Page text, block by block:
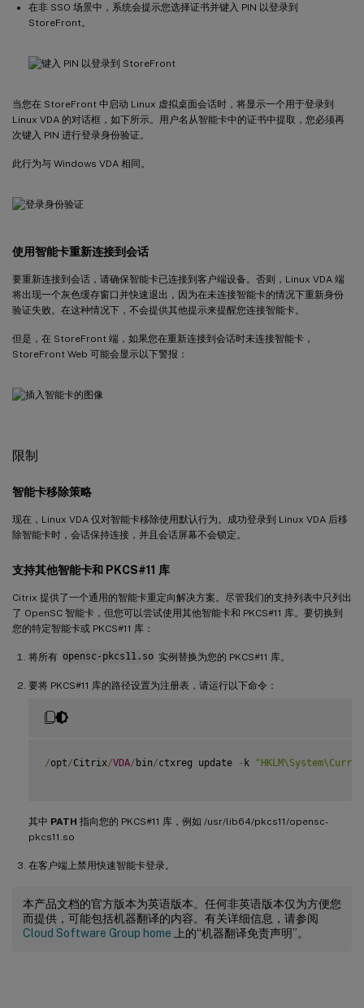
在非 SSO 场景中，系统会提示您选择证书并键入 PIN 以登录到
StoreFront。
当您在 StoreFront 中启动 Linux 虚拟桌面会话时，将显示一个用于登录到
Linux VDA 的对话框，如下所示。用户名从智能卡中的证书中提取，您必须再
次键入 PIN 进行登录身份验证。
此行为与 Windows VDA 相同。
使用智能卡重新连接到会话
要重新连接到会话，请确保智能卡已连接到客户端设备。否则，Linux VDA 端
将出现一个灰色缓存窗口并快速退出，因为在未连接智能卡的情况下重新身份
验证失败。在这种情况下，不会提供其他提示来提醒您连接智能卡。
但是，在 StoreFront 端，如果您在重新连接到会话时未连接智能卡，
StoreFront Web 可能会显示以下警报：
限制
智能卡移除策略
现在，Linux VDA 仅对智能卡移除使用默认行为。成功登录到 Linux VDA 后移
除智能卡时，会话保持连接，并且会话屏幕不会锁定。
支持其他智能卡和 PKCS#11 库
Citrix 提供了一个通用的智能卡重定向解决方案。尽管我们的支持列表中只列出
了 OpenSC 智能卡，但您可以尝试使用其他智能卡和 PKCS#11 库。要切换到
您的特定智能卡或 PKCS#11 库：
将所有 opensc-pkcs11.so 实例替换为您的 PKCS#11 库。
要将 PKCS#11 库的路径设置为注册表，请运行以下命令：
/opt/Citrix/VDA/ bin/ctxreg update - k
其中 PATH 指向您的 PKCS#11 库，例如 /usr/lib64/pkcs11/opensc-
pkcs11.so
在客户端上禁用快速智能卡登录。
本产品文档的官方版本为英语版本。任何非英语版本仅为方便您
而提供，可能包括机器翻译的内容。有关详细信息，请参阅
Cloud Software Group home 上的“机器翻译免责声明”。